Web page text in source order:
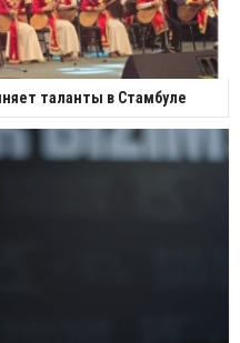
таланты в Стамбуле